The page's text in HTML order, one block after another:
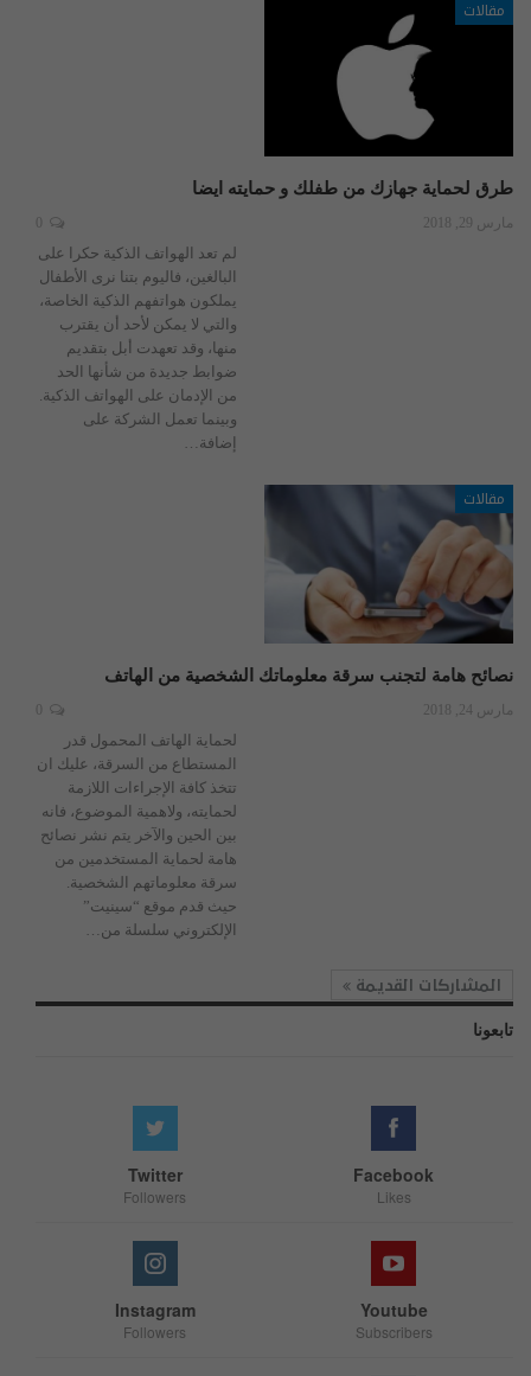
مقالات
طرق لحماية جهازك من طفلك و حمايته ايضا
مارس 29, 2018
لم تعد الهواتف الذكية حكرا على
البالغين، فاليوم بتنا نرى الأطفال
يملكون هواتفهم الذكية الخاصة،
والتي لا يمكن لأحد أن يقترب
منها، وقد تعهدت أبل بتقديم
ضوابط جديدة من شأنها الحد
من الإدمان على الهواتف الذكية.
وبينما تعمل الشركة على
إضافة…
مقالات
نصائح هامة لتجنب سرقة معلوماتك الشخصية من الهاتف
مارس 24, 2018
لحماية الهاتف المحمول قدر
المستطاع من السرقة، عليك ان
تتخذ كافة الإجراءات اللازمة
لحمايته، ولاهمية الموضوع، فانه
بين الحين والآخر يتم نشر نصائح
هامة لحماية المستخدمين من
سرقة معلوماتهم الشخصية.
حيث قدم موقع “سينيت”
الإلكتروني سلسلة من…
المشاركات القديمة
تابعونا
Facebook
Likes
Twitter
Followers
Youtube
Subscribers
Instagram
Followers